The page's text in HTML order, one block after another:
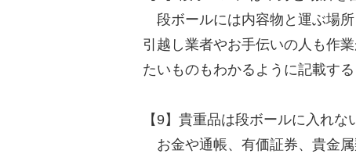
段ボールには内容物と運ぶ場所
引越し業者やお手伝いの人も作
たいものもわかるように記載する
【9】貴重品は段ボールに入れな
お金や通帳、有価証券、貴金